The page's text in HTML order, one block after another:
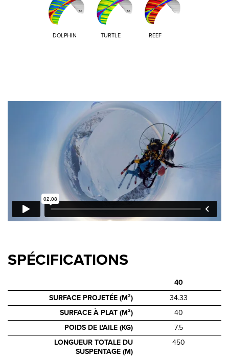
DOLPHIN TURTLE REEF
SPÉCIFICATIONS
40
SURFACE PROJETÉE (M²)
34.33
SURFACE À PLAT (M²)
40
POIDS DE L'AILE (KG)
7.5
LONGUEUR TOTALE DU
SUSPENTAGE (M)
450